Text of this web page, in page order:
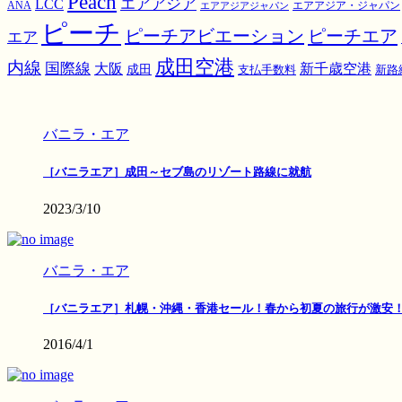
ANA LCC エアアジア エアアジアジャパン エアアジア・ジャパン
エア ピーチ ピーチアビエーション ピーチエア
内線 国際線 大阪 成田 成田空港 支払手数料 新千歳空港 新路
バニラ・エア
［バニラエア］成田～セブ島のリゾート路線に就航
2023/3/10
バニラ・エア
［バニラエア］札幌・沖縄・香港セール！春から初夏の旅行が激安！
2016/4/1